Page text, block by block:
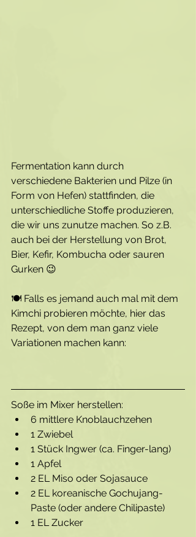
Fermentation kann durch
verschiedene Bakterien und Pilze (in
Form von Hefen) stattfinden, die
unterschiedliche Stoffe produzieren,
die wir uns zunutze machen. So z.B.
auch bei der Herstellung von Brot,
Bier, Kefir, Kombucha oder sauren
Gurken 😉
🍽 Falls es jemand auch mal mit dem
Kimchi probieren möchte, hier das
Rezept, von dem man ganz viele
Variationen machen kann:
Soße im Mixer herstellen:
6 mittlere Knoblauchzehen
1 Zwiebel
1 Stück Ingwer (ca. Finger-lang)
1 Apfel
2 EL Miso oder Sojasauce
2 EL koreanische Gochujang-
Paste (oder andere Chilipaste)
1 EL Zucker